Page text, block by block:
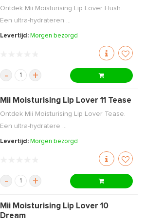
Ontdek Mii Moisturising Lip Lover Hush.
Een ultra-hydrateren ...
Levertijd: Morgen bezorgd
- +
Mii Moisturising Lip Lover 11 Tease
Ontdek Mii Moisturising Lip Lover Tease.
Een ultra-hydratere ...
Levertijd: Morgen bezorgd
- +
Mii Moisturising Lip Lover 10
Dream